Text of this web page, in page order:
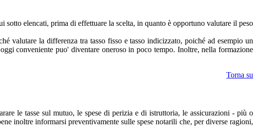
elencati, prima di effettuare la scelta, in quanto è opportuno valutare il peso
valutare la differenza tra tasso fisso e tasso indicizzato, poiché ad esempio un
conveniente puo' diventare oneroso in poco tempo. Inoltre, nella formazione
Torna su
le tasse sul mutuo, le spese di perizia e di istruttoria, le assicurazioni - più o
inoltre informarsi preventivamente sulle spese notarili che, per diverse ragioni,